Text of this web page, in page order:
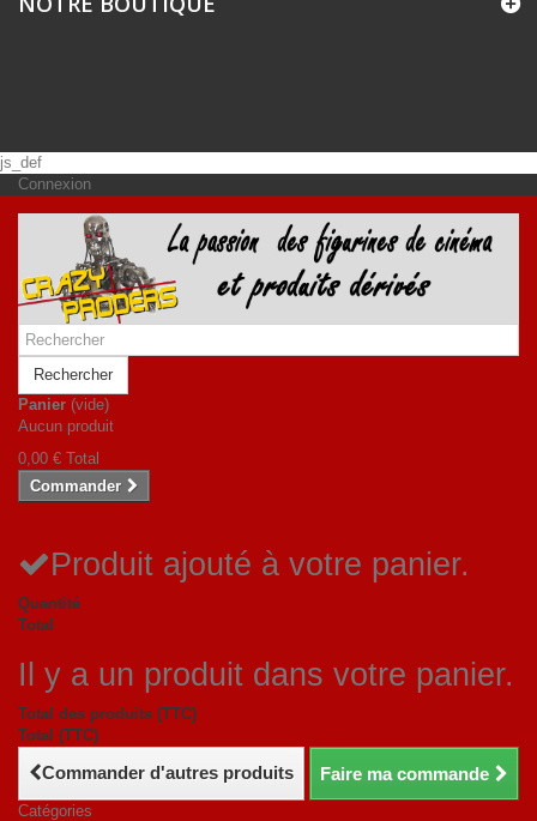
js_def
Connexion
Rechercher
Panier (vide)
Aucun produit
0,00 € Total
Commander
Produit ajouté à votre panier.
Quantité
Total
Il y a un produit dans votre panier.
Total des produits (TTC)
Total (TTC)
Commander d'autres produits Faire ma commande
Catégories